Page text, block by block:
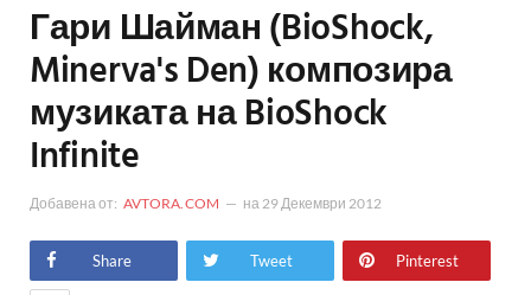
Гари Шайман (BioShock,
Minerva's Den) композира
музиката на BioShock
Infinite
Добавена от: AVTORA.COM на 29 Декември 2012
Share Tweet Pinterest